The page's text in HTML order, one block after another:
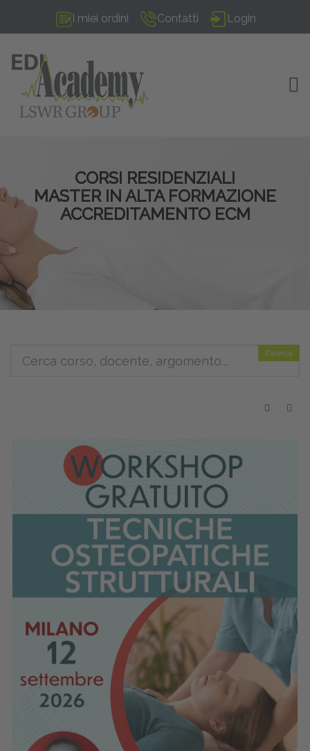
I miei ordini Contatti Login
CORSI RESIDENZIALI
MASTER IN ALTA FORMAZIONE
ACCREDITAMENTO ECM
Ricerca